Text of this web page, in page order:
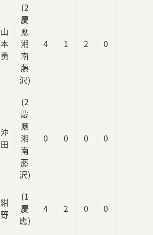
山
本
勇
(2
慶
應
湘
南
藤
沢)
4 1 2 0
沖
田
(2
慶
應
湘
南
藤
沢)
0 0 0 0
紺
野
(1
慶
應)
4 2 0 0